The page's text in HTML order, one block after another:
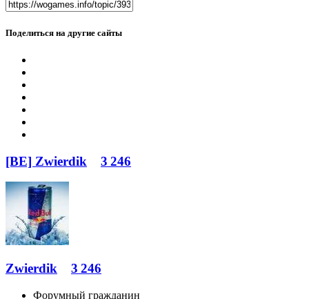
Поделиться на другие сайты
[BE] Zwierdik 3 246
Zwierdik 3 246
Форумный гражданин